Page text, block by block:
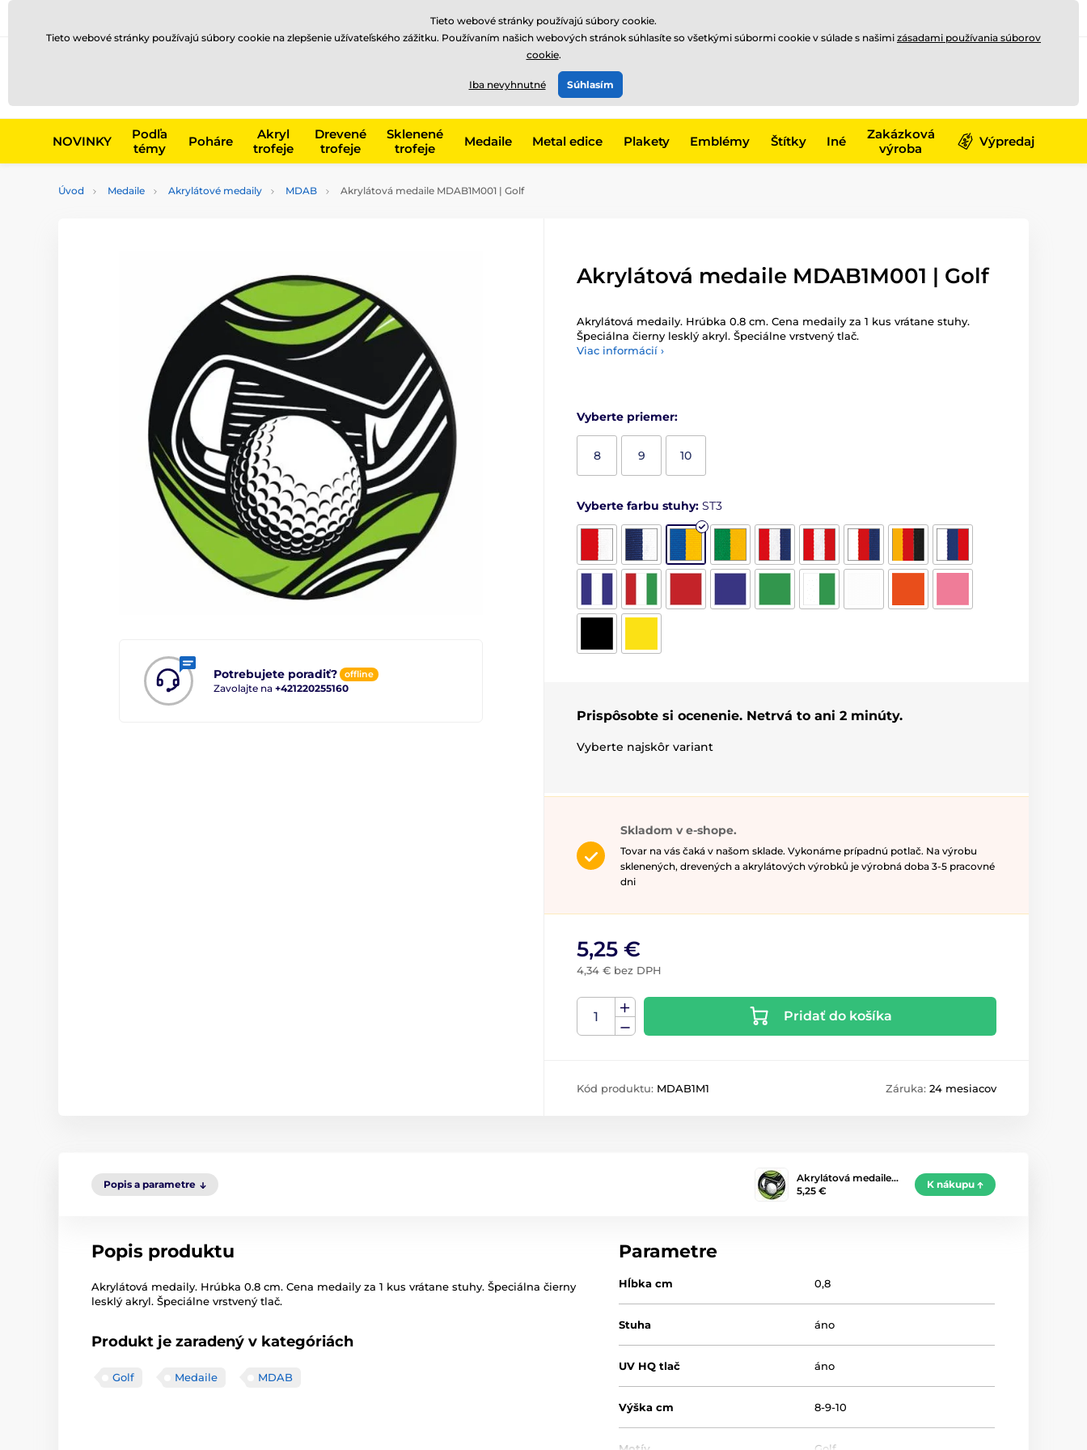
EUR
+421220255160
NOVINKY
Podľa
témy
Poháre
Akryl
trofeje
Drevené
trofeje
Sklenené
trofeje
Medaile Metal edice Plakety Emblémy Štítky Iné
Zakázková
výroba
Výpredaj
Úvod Medaile Akrylátové medaily MDAB Akrylátová medaile MDAB1M001 | Golf
Potrebujete poradiť? offline
Zavolajte na +421220255160
Akrylátová medaile MDAB1M001 | Golf
Akrylátová medaily. Hrúbka 0.8 cm. Cena medaily za 1 kus vrátane stuhy.
Špeciálna čierny lesklý akryl. Špeciálne vrstvený tlač.
Viac informácií ›
Vyberte priemer:
8 9 10
Vyberte farbu stuhy: ST3
Prispôsobte si ocenenie. Netrvá to ani 2 minúty.
Vyberte najskôr variant
Skladom v e-shope.
Tovar na vás čaká v našom sklade. Vykonáme prípadnú potlač. Na výrobu
sklenených, drevených a akrylátových výrobků je výrobná doba 3-5 pracovné
dni
5,25 €
4,34 € bez DPH
Pridať do košíka
Kód produktu: MDAB1M1 Záruka: 24 mesiacov
Popis a parametre
Akrylátová medaile…
5,25 €
K nákupu
Popis produktu
Akrylátová medaily. Hrúbka 0.8 cm. Cena medaily za 1 kus vrátane stuhy. Špeciálna čierny
lesklý akryl. Špeciálne vrstvený tlač.
Produkt je zaradený v kategóriách
Golf Medaile MDAB
Parametre
Hĺbka cm 0,8
Stuha áno
UV HQ tlač áno
Výška cm 8-9-10
Tieto webové stránky používajú súbory cookie.
Tieto webové stránky používajú súbory cookie na zlepšenie užívateľského zážitku. Používaním našich webových stránok súhlasíte so všetkými súbormi cookie v súlade s našimi zásadami používania súborov
cookie.
Iba nevyhnutné Súhlasím